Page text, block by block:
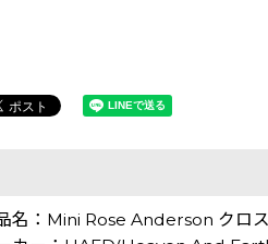
名：Mini Rose Anderson クロ